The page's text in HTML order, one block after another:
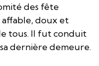
des fête
doux et
tous. Il fut conduit
dernière demeure.